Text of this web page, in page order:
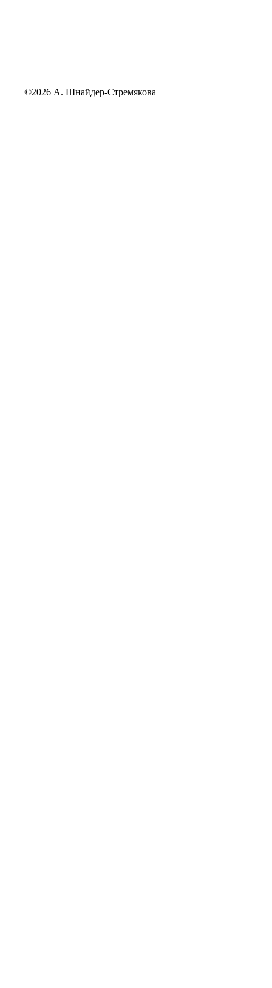
©2026 А. Шнайдер-Стремякова